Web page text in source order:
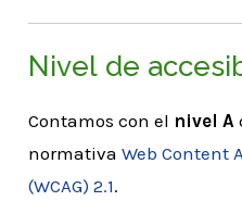
Nivel de
Contamos con el nivel A
normativaWeb Content
(WCAG) 2.1.